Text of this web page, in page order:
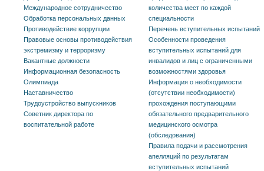
Международное сотрудничество
Обработка персональных данных
Противодействие коррупции
Правовые основы противодействия
экстремизму и терроризму
Вакантные должности
Информационная безопасность
Олимпиада
Наставничество
Трудоустройство выпускников
Советник директора по
воспитательной работе
количества мест по каждой
специальности
Перечень вступительных испытаний
Особенности проведения
вступительных испытаний для
инвалидов и лиц с ограниченными
возможностями здоровья
Информация о необходимости
(отсутствии необходимости)
прохождения поступающими
обязательного предварительного
медицинского осмотра
(обследования)
Правила подачи и рассмотрения
апелляций по результатам
вступительных испытаний